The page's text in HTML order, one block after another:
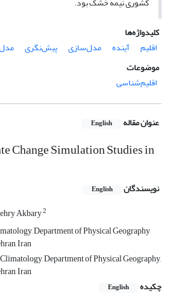
کلیدواژه‌ها
اقلیم
آینده مدل‌سازی پیش‌نگری
موضوعات
اقلیم‌شناسی
عنوان مقاله English
Change Simulation Studies in
نویسندگان English
Akbary2
Department of Physical Geography,
Iran
Department of Physical Geography,
Iran,
چکیده
English